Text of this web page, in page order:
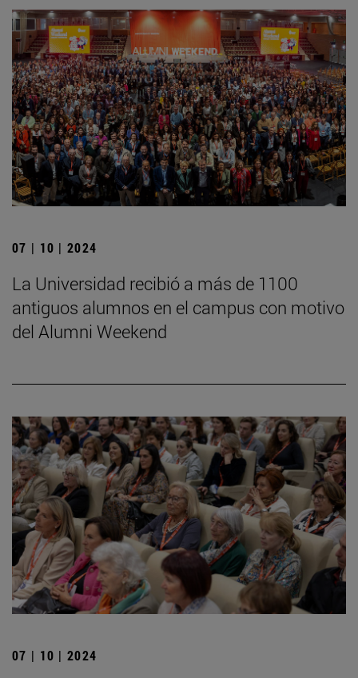
07 | 10 | 2024
La Universidad recibió a más de 1100
antiguos alumnos en el campus con motivo
del Alumni Weekend
07 | 10 | 2024